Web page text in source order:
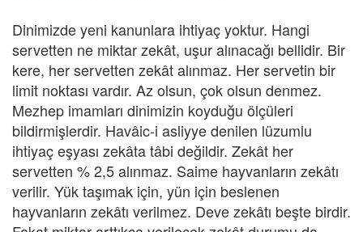
Dinimizde yeni kanunlara ihtiyaç yoktur. Hangi
servetten ne miktar zekât, uşur alınacağı bellidir. Bir
kere, her servetten zekât alınmaz. Her servetin bir
limit noktası vardır. Az olsun, çok olsun denmez.
Mezhep imamları dinimizin koyduğu ölçüleri
bildirmişlerdir. Havâic-i asliyye denilen lüzumlu
ihtiyaç eşyası zekâta tâbi değildir. Zekât her
servetten % 2,5 alınmaz. Saime hayvanların zekâtı
verilir. Yük taşımak için, yün için beslenen
hayvanların zekâtı verilmez. Deve zekâtı beşte birdir.